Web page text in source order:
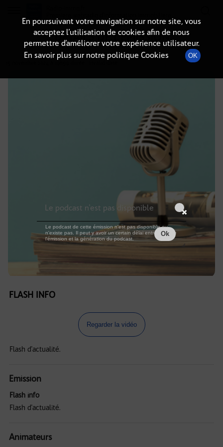
DÉTAILS DE L'ÉMISSION
FLASH INFO
Regarder la vidéo
Flash d'actualité.
Emission
Flash info
Flash d'actualité.
Animateurs
En poursuivant votre navigation sur notre site, vous
acceptez l’utilisation de cookies afin de nous
permettre d’améliorer votre expérience utilisateur.
En savoir plus sur notre politique Cookies
OK
Le podcast n'est pas disponible
Le podcast de cette émission n'est pas disponible ou
n'existe pas. Il peut y avoir un certain délai entre la fin de
l'émission et la génération du podcast.
Ok